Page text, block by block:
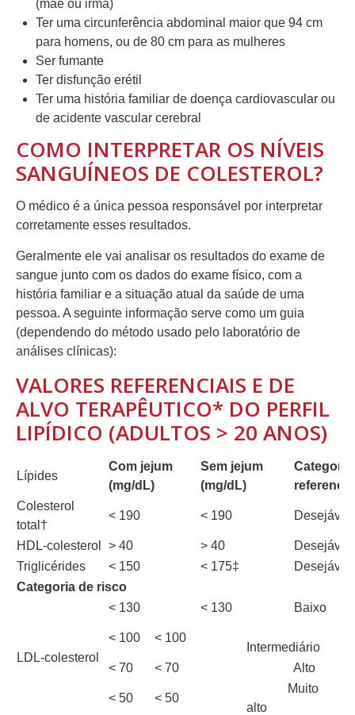
(mãe ou irmã)
Ter uma circunferência abdominal maior que 94 cm
para homens, ou de 80 cm para as mulheres
Ser fumante
Ter disfunção erétil
Ter uma história familiar de doença cardiovascular ou
de acidente vascular cerebral
COMO INTERPRETAR OS NÍVEIS
SANGUÍNEOS DE COLESTEROL?
O médico é a única pessoa responsável por interpretar
corretamente esses resultados.
Geralmente ele vai analisar os resultados do exame de
sangue junto com os dados do exame físico, com a
história familiar e a situação atual da saúde de uma
pessoa. A seguinte informação serve como um guia
(dependendo do método usado pelo laboratório de
análises clínicas):
VALORES REFERENCIAIS E DE
ALVO TERAPÊUTICO* DO PERFIL
LIPÍDICO (ADULTOS > 20 ANOS)
Lípides
Com jejum
(mg/dL)
Sem jejum
(mg/dL)
Categoria
Colesterol
total†
< 190 < 190 Desejável
HDL-colesterol > 40 > 40
Desejável
Triglicérides
< 150 < 175‡
Desejável
Categoria de risco
LDL-colesterol
< 130 < 130 Baixo
< 100 < 100
Intermediário
< 70
< 70 Alto
< 50 < 50
Muito
alto